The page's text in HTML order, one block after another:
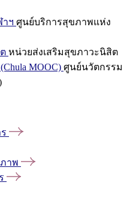
ฯ ศูนย์บริการสุขภาพแห่ง
หน่วยส่งเสริมสุขภาวะนิสิต
MOOC) ศูนย์นวัตกรรม
าพ